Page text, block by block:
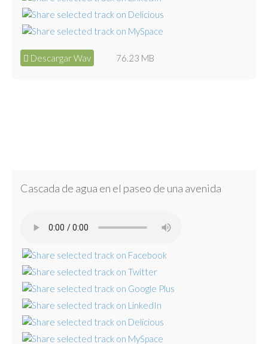
Descargar Wav 76.23 MB
Cascada de agua en el paseo de una avenida